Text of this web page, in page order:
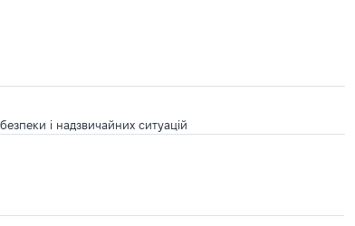
і надзвичайних ситуацій